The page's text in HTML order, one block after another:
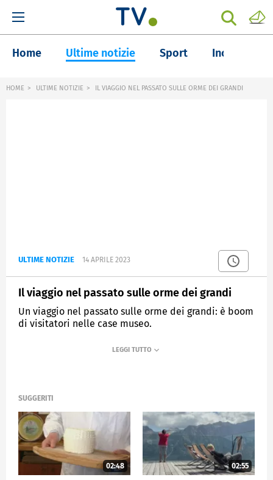
Home Ultime notizie Sport Inchieste
HOME ULTIME NOTIZIE IL VIAGGIO NEL PASSATO SULLE ORME DEI GRANDI
ULTIME NOTIZIE 14 APRILE 2023
Il viaggio nel passato sulle orme dei grandi
Un viaggio nel passato sulle orme dei grandi: è boom
di visitatori nelle case museo.
SUGGERITI
02:48 02:55